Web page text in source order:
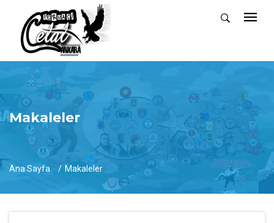
Makaleler
Ana Sayfa Makaleler